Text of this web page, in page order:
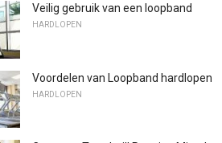
Veilig gebruik van een loopband
HARDLOPEN
Voordelen van Loopband hardlopen
HARDLOPEN